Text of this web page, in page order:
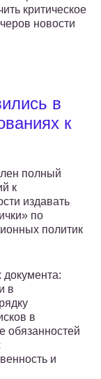
критическое
новости
в
к
полный
к
издавать
по
политик
документа:
в
в
обязанностей
и